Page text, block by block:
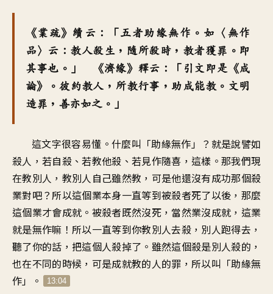
《業疏》續云：「五者助緣無作。如〈無作
品〉云：教人殺生，隨所殺時，教者獲罪。即
其事也。」 《濟緣》釋云：「引文即是《成
論》。彼約教人，所教行事，助成能教。文明
造罪，善亦如之。」
這文字很容易懂。什麼叫「助緣無作」？就是說譬如
殺人，若自殺、若教他殺、若見作隨喜，這樣。那我們現
在教別人，教別人自己雖然教，可是他還沒有成功那個殺
業對吧？所以這個業本身一直等到被殺者死了以後，那麼
這個業才會成就。被殺者既然沒死，當然業沒成就，這業
就是無作嘛！所以一直等到你教別人去殺，別人跑得去，
聽了你的話，把這個人殺掉了。雖然這個殺是別人殺的，
也在不同的時候，可是成就教的人的罪，所以叫「助緣無
作」。
13:04